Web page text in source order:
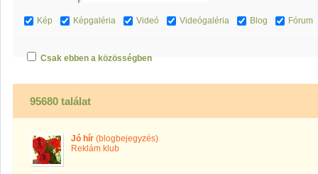
Kép Képgaléria Videó Videógaléria Blog Fórum
Csak ebben a közösségben
95680 találat
Jó hír (blogbejegyzés)
Reklám klub